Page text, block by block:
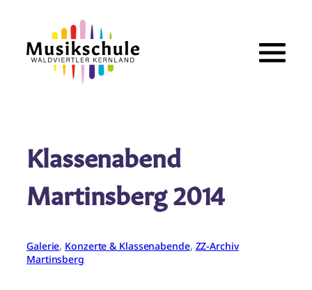
springen
Klassenabend
Martinsberg 2014
Galerie, Konzerte & Klassenabende, ZZ-Archiv
Martinsberg